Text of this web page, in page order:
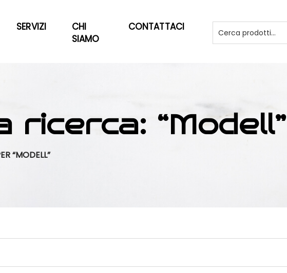
SERVIZI
CHI
SIAMO
CONTATTACI
ricerca: “Modell”
“MODELL”